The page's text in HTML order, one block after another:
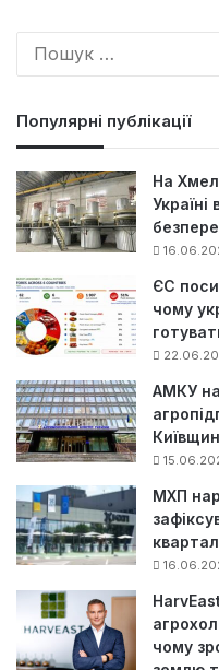
Популярні публікації
На
ЄС
чому
АМКУ
МХП
чому